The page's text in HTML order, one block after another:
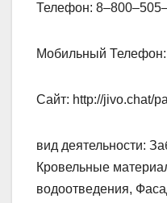
Телефон:
Мобильный Телефон:
Сайт: http://jivo.chat/
вид деятельности:
Кровельные
водоотведения,